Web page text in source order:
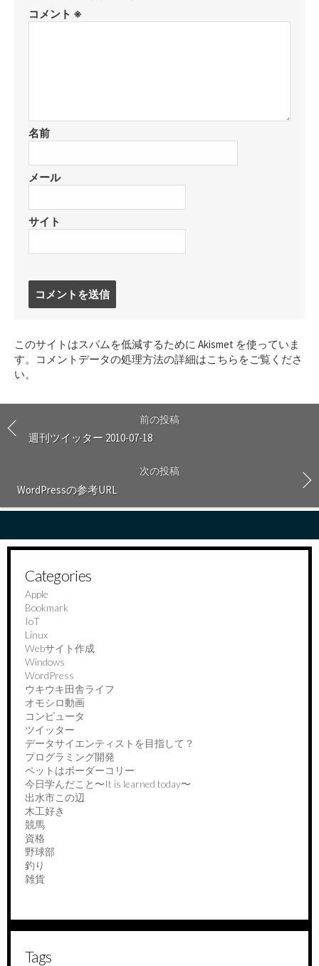
コメント ※
名前
メール
サイト
す
る
このサイトはスパムを低減するために Akismet を使っていま
す。
コメントデータの処理方法の詳細はこちらをご覧くださ
い。
前の投稿
週刊ツイッター 2010-07-18
次の投稿
WordPressの参考URL
Categories
Apple
Bookmark
IoT
Linux
Webサイト作成
Windows
WordPress
ウキウキ田舎ライフ
オモシロ動画
コンピュータ
ツイッター
データサイエンティストを目指して？
プログラミング開発
ペットはボーダーコリー
今日学んだこと〜It is learned today〜
出水市この辺
木工好き
競馬
資格
野球部
釣り
雑貨
Tags